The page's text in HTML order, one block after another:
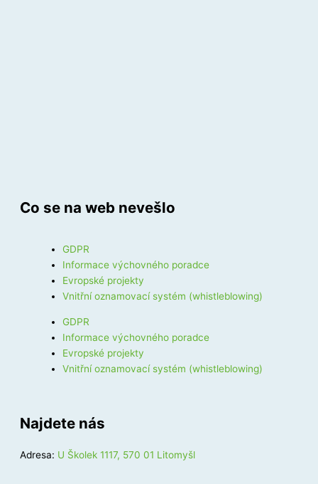
Co se na web nevešlo
GDPR
Informace výchovného poradce
Evropské projekty
Vnitřní oznamovací systém (whistleblowing)
GDPR
Informace výchovného poradce
Evropské projekty
Vnitřní oznamovací systém (whistleblowing)
Najdete nás
Adresa: U Školek 1117, 570 01 Litomyšl